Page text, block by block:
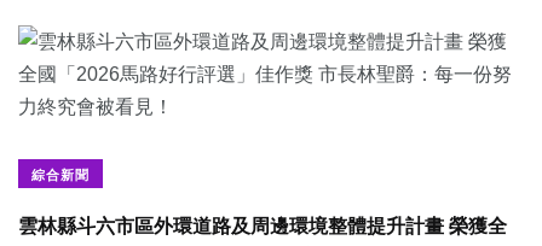
綜合新聞
雲林縣斗六市區外環道路及周邊環境整體提升計畫 榮獲全